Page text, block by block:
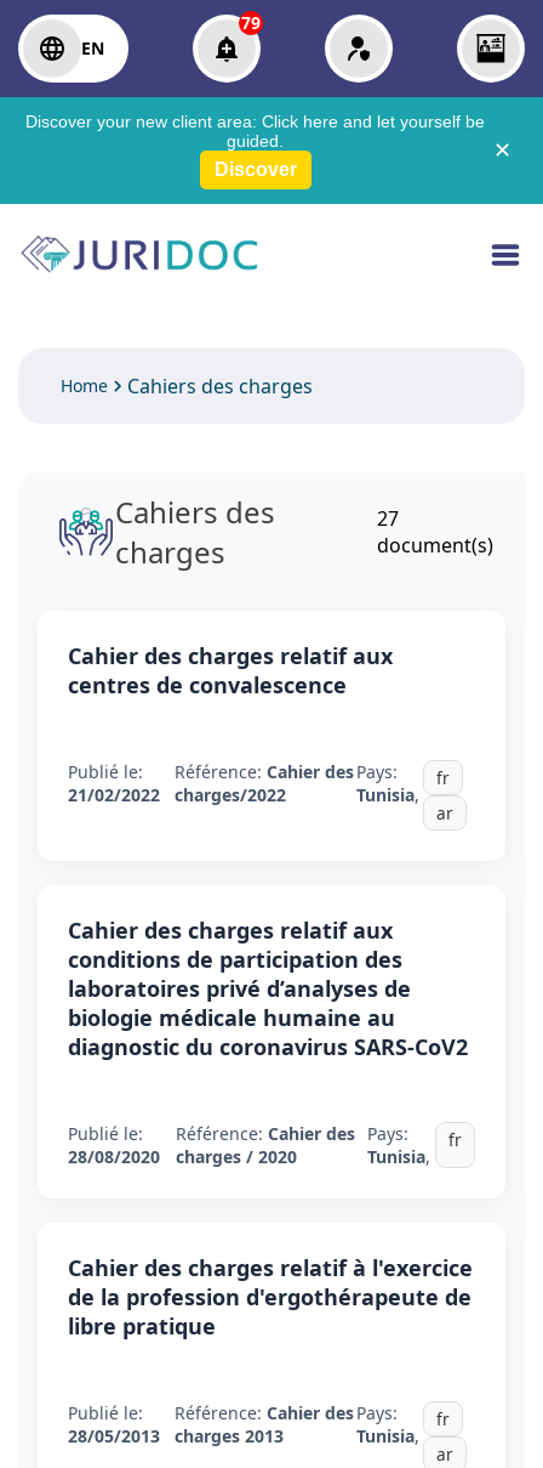
EN
79
Discover your new client area: Click here and let yourself be
guided.
Discover
✕
Home Cahiers des charges
Cahiers des
charges
27
document(s)
Cahier des charges relatif aux
centres de convalescence
Publié le:
21/02/2022
Référence: Cahier des
charges/2022
Pays:
Tunisia,
fr
ar
Cahier des charges relatif aux
conditions de participation des
laboratoires privé d’analyses de
biologie médicale humaine au
diagnostic du coronavirus SARS-CoV2
Publié le:
28/08/2020
Référence: Cahier des
charges / 2020
Pays:
Tunisia,
fr
Cahier des charges relatif à l'exercice
de la profession d'ergothérapeute de
libre pratique
Publié le:
28/05/2013
Référence: Cahier des
charges 2013
Pays:
Tunisia,
fr
ar